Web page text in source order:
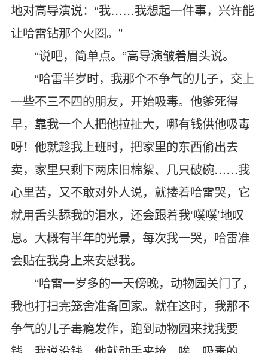
地对高导演说：“我……我想起一件事，兴许能
让哈雷钻那个火圈。”
“说吧，简单点。”高导演皱着眉头说。
“哈雷半岁时，我那个不争气的儿子，交上
一些不三不四的朋友，开始吸毒。他爹死得
早，靠我一个人把他拉扯大，哪有钱供他吸毒
呀！他就趁我上班时，把家里的东西偷出去
卖，家里只剩下两床旧棉絮、几只破碗……我
心里苦，又不敢对外人说，就搂着哈雷哭，它
就用舌头舔我的泪水，还会跟着我‘噗噗’地叹
息。大概有半年的光景，每次我一哭，哈雷准
会贴在我身上来安慰我。
“哈雷一岁多的一天傍晚，动物园关门了，
我也打扫完笼舍准备回家。就在这时，我那不
争气的儿子毒瘾发作，跑到动物园来找我要